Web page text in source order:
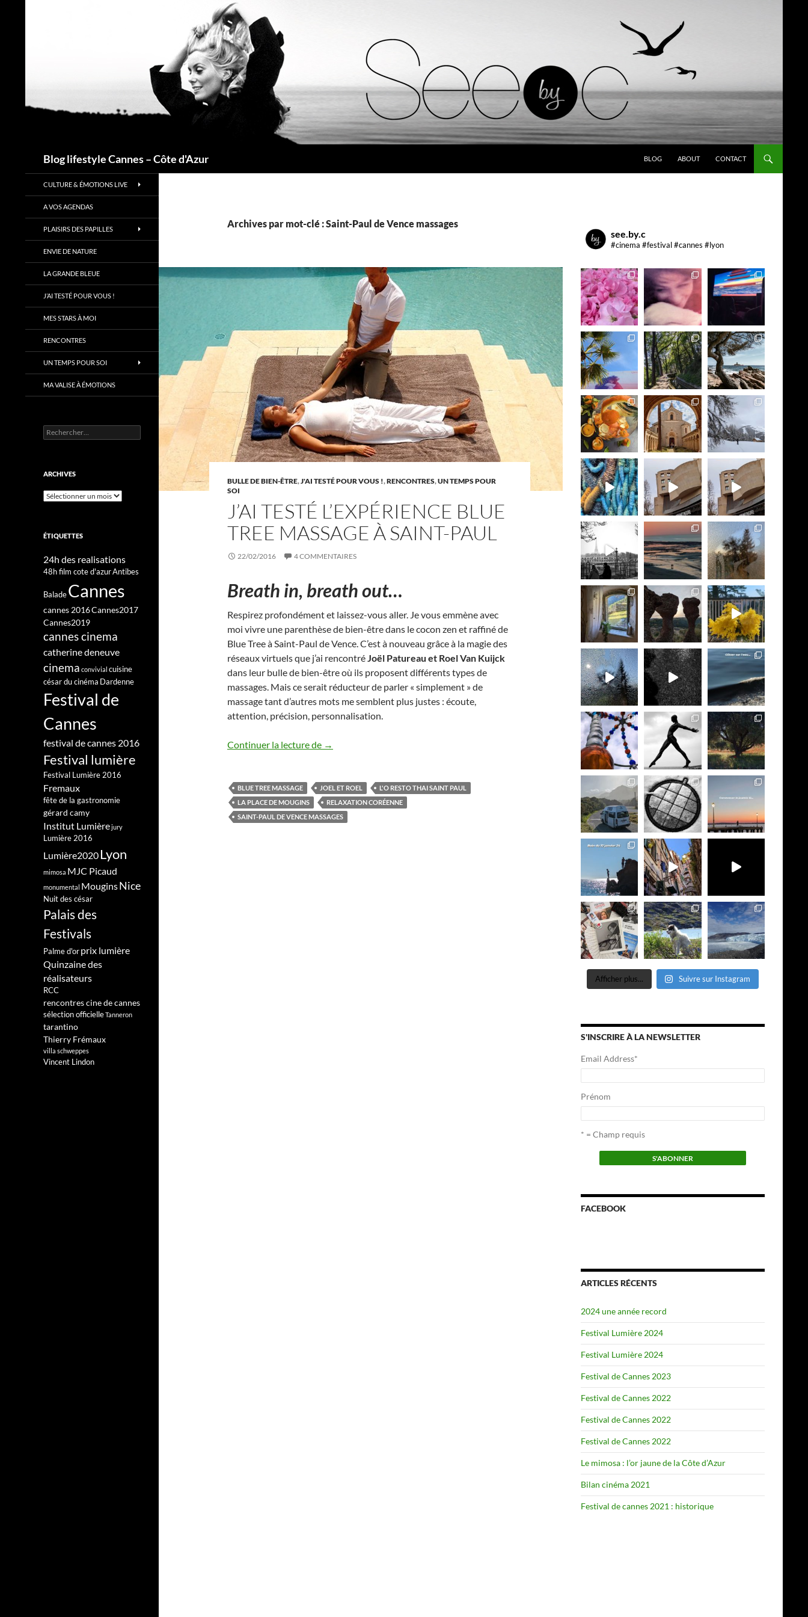
Blog lifestyle Cannes – Côte d'Azur
BLOG
ABOUT CONTACT
Archives par mot-clé : Saint-Paul de Vence massages
BULLE DE BIEN-ÊTRE,J'AI TESTÉ POUR VOUS !,RENCONTRES,UN TEMPS POUR
SOI
J’AI TESTÉ L’EXPÉRIENCE BLUE
TREE MASSAGE À SAINT-PAUL
22/02/2016 4 COMMENTAIRES
Breath in, breath out…
Respirez profondément et laissez-vous aller. Je vous emmène avec
moi vivre une parenthèse de bien-être dans le cocon zen et raffiné de
Blue Tree à Saint-Paul de Vence. C’est à nouveau grâce à la magie des
réseaux virtuels que j’ai rencontréJoël Patureau et Roel Van Kuijck
dans leur bulle de bien-être où ils proposent différents types de
massages. Mais ce serait réducteur de parler « simplement » de
massage tant d’autres mots me semblent plus justes : écoute,
attention, précision, personnalisation.
Continuer la lecture de J’ai testé l’expérience Blue Tree massage à Saint-Paul
→
BLUE TREE MASSAGE JOEL ET ROEL
L'O RESTO THAI SAINT PAUL
LA PLACE DE MOUGINS
RELAXATION CORÉENNE
SAINT-PAUL DE VENCE MASSAGES
see.by.c
#cinema #festival #cannes #lyon
Afficher plus... Suivre sur Instagram
S'INSCRIRE À LA NEWSLETTER
Email Address*
Prénom
* = Champ requis
FACEBOOK
ARTICLES RÉCENTS
2024 une année record
Festival Lumière 2024
Festival Lumière 2024
Festival de Cannes 2023
Festival de Cannes 2022
Festival de Cannes 2022
Festival de Cannes 2022
Le mimosa : l’or jaune de la Côte d’Azur
Bilan cinéma 2021
Festival de cannes 2021 : historique
CULTURE & ÉMOTIONS LIVE
A VOS AGENDAS
PLAISIRS DES PAPILLES
ENVIE DE NATURE
LA GRANDE BLEUE
J’AI TESTÉ POUR VOUS !
MES STARS À MOI
RENCONTRES
UN TEMPS POUR SOI
MA VALISE À ÉMOTIONS
Rechercher :
ARCHIVES
Archives
ÉTIQUETTES
24h des realisations
48h film cote d'azurAntibes
BaladeCannes
cannes 2016Cannes2017
Cannes2019
cannes cinema
catherine deneuve
cinema convivial cuisine
césar du cinéma Dardenne
Festival de
Cannes
festival de cannes 2016
Festival lumière
Festival Lumière 2016
Fremaux
fête de la gastronomie
gérard camy
Institut Lumièrejury
Lumière 2016
Lumière2020Lyon
mimosa MJC Picaud
monumental MouginsNice
Nuit des césar
Palais des
Festivals
Palme d'orprix lumière
Quinzaine des
réalisateurs
RCC
rencontres cine de cannes
sélection officielleTanneron
tarantino
Thierry Frémaux
villa schweppes
Vincent Lindon